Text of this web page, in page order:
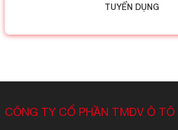
TUYỂN DỤNG
CÔNG TY CỔ PHẦN TMDV Ô TÔ